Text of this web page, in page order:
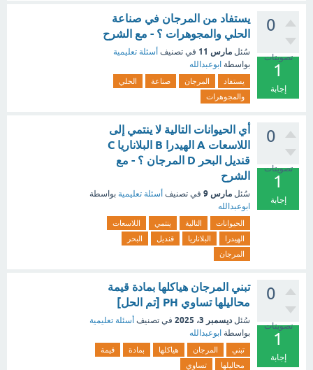
0
تصويتات
1
إجابة
يستفاد من المرجان في صناعة
الحلي والمجوهرات ؟ - مع الشرح
سُئل مارس 11 في تصنيف أسئلة تعليمية
بواسطة ابوعبدالله
يستفاد المرجان صناعة
الحلي
والمجوهرات
0
تصويتات
1
إجابة
أي الحيوانات التالية لا ينتمي إلى
اللاسعات A الهيدرا B البلاناريا C
قنديل البحر D المرجان ؟ - مع
الشرح
سُئل مارس 9 في تصنيف أسئلة تعليمية بواسطة
ابوعبدالله
الحيوانات التالية ينتمي
اللاسعات
الهيدرا
البلاناريا قنديل
البحر
المرجان
0
تصويتات
1
إجابة
تبني المرجان هياكلها بمادة قيمة
محاليلها تساوي PH [تم الحل]
سُئل ديسمبر 3، 2025 في تصنيف أسئلة تعليمية
بواسطة ابوعبدالله
تبني المرجان هياكلها بمادة
قيمة
محاليلها
تساوي